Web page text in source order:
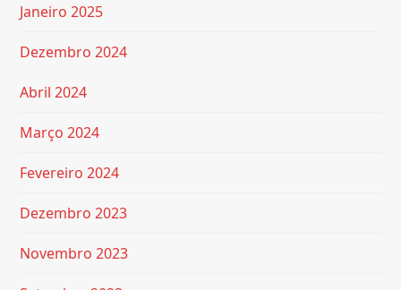
Janeiro 2025
Dezembro 2024
Abril 2024
Março 2024
Fevereiro 2024
Dezembro 2023
Novembro 2023